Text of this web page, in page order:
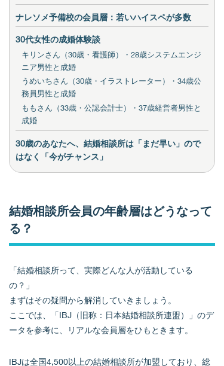
ナレソメ予備校の会員層：若いハイスペが多数
30代女性の成婚体験談
キリンさん（30歳・看護師）・28歳システムエンジ
ニア男性と成婚
うめいちさん（30歳・イラストレーター）・34歳公
務員男性と成婚
ももさん（33歳・公認会計士）・37歳経営者男性と
成婚
30歳のあなたへ、結婚相談所は「まだ早い」ので
はなく「今がチャンス」
結婚相談所会員の年齢層はどうなって
る？
「結婚相談所って、実際どんな人が活動している
の？」
まずはその疑問から解消していきましょう。
ここでは、「IBJ（旧称：日本結婚相談所連盟）」のデ
ータを参考に、リアルな会員層をひもときます。
IBJは全国4,500以上の結婚相談所が加盟しており、総